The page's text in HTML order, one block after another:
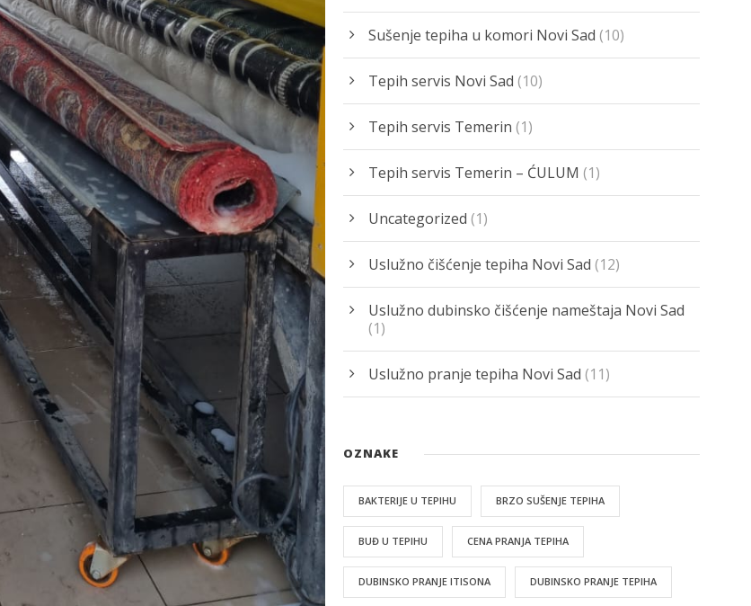
Sušenje tepiha u komori Novi Sad (10)
Tepih servis Novi Sad (10)
Tepih servis Temerin (1)
Tepih servis Temerin – ĆULUM (1)
Uncategorized (1)
Uslužno čišćenje tepiha Novi Sad (12)
Uslužno dubinsko čišćenje nameštaja Novi Sad
(1)
Uslužno pranje tepiha Novi Sad (11)
OZNAKE
BAKTERIJE U TEPIHU BRZO SUŠENJE TEPIHA
BUĐ U TEPIHU CENA PRANJA TEPIHA
DUBINSKO PRANJE ITISONA DUBINSKO PRANJE TEPIHA